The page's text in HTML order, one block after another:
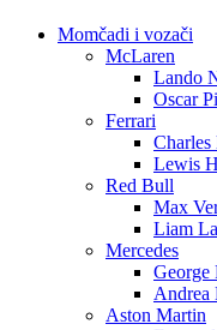
Momčadi i vozači
McLaren
Lando
Oscar
Ferrari
Lewis
Red Bull
Max
Liam
Mercedes
Aston Martin